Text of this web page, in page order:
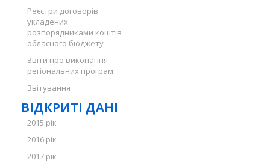
Реєстри договорів
укладених
розпорядниками коштів
обласного бюджету
Звіти про виконання
регіональних програм
Звітування
ВІДКРИТІ ДАНІ
2015 рік
2016 рік
2017 рік